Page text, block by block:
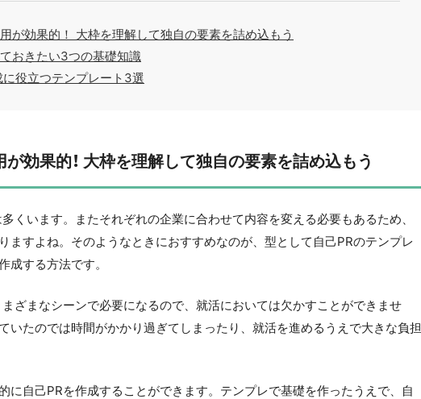
が効果的！ 大枠を理解して独自の要素を詰め込もう
おきたい3つの基礎知識
役立つテンプレート3選
効果的！ 大枠を理解して独自の要素を詰め込もう
くいます。またそれぞれの企業に合わせて内容を変える必要もあるため、
ますよね。そのようなときにおすすめなのが、型として自己PRのテンプレ
成する方法です。
ざまなシーンで必要になるので、就活においては欠かすことができませ
いたのでは時間がかかり過ぎてしまったり、就活を進めるうえで大きな負担
に自己PRを作成することができます。テンプレで基礎を作ったうえで、自